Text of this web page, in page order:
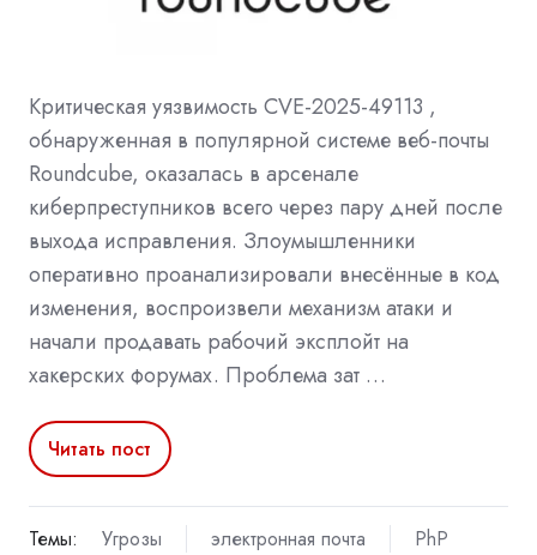
Критическая уязвимость CVE-2025-49113 ,
обнаруженная в популярной системе веб-почты
Roundcube, оказалась в арсенале
киберпреступников всего через пару дней после
выхода исправления. Злоумышленники
оперативно проанализировали внесённые в код
изменения, воспроизвели механизм атаки и
начали продавать рабочий эксплойт на
хакерских форумах. Проблема зат …
Читать пост
Темы: Угрозы электронная почта PhP